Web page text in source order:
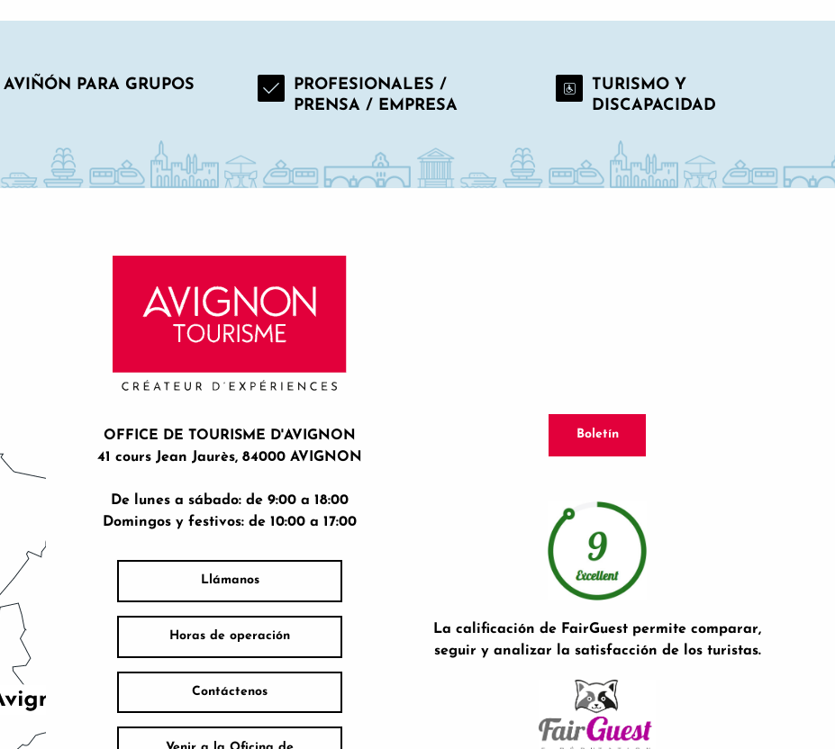
AVIÑÓN PARA GRUPOS
PROFESIONALES /
PRENSA / EMPRESA
TURISMO Y
DISCAPACIDAD
OFFICE DE TOURISME D'AVIGNON
41 cours Jean Jaurès, 84000 AVIGNON
De lunes a sábado: de 9:00 a 18:00
Domingos y festivos: de 10:00 a 17:00
Llámanos
Horas de operación
Contáctenos
Boletín
La calificación de FairGuest permite comparar,
seguir y analizar la satisfacción de los turistas.